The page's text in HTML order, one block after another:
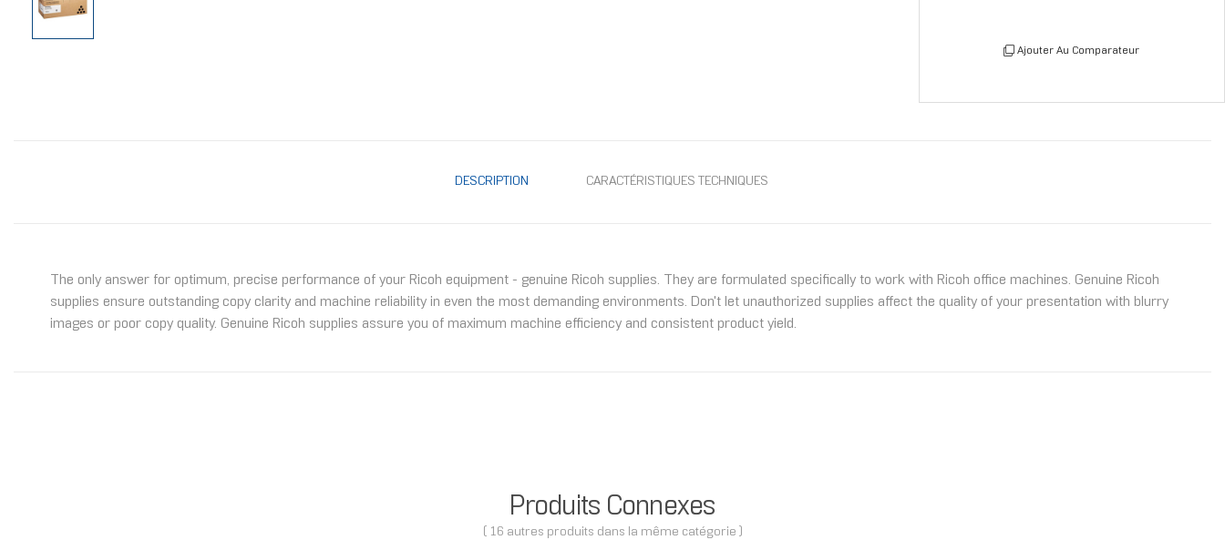
Ajouter Au Comparateur
DESCRIPTION CARACTÉRISTIQUES TECHNIQUES
The only answer for optimum, precise performance of your Ricoh equipment - genuine Ricoh supplies. They are formulated specifically to work with Ricoh office machines. Genuine Ricoh
supplies ensure outstanding copy clarity and machine reliability in even the most demanding environments. Don't let unauthorized supplies affect the quality of your presentation with blurry
images or poor copy quality. Genuine Ricoh supplies assure you of maximum machine efficiency and consistent product yield.
Produits Connexes
( 16 autres produits dans la même catégorie )